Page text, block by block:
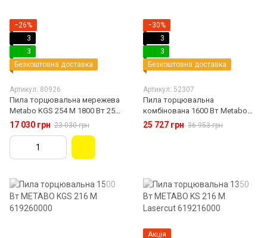
−26%
3
3
Безкоштовна доставка
Артикул: 80926
Пила торцювальна мережева
Metabo KGS 254 M 1800 Вт 254
мм (613254000)
17 030 грн 23 030 грн
−30%
3
3
Безкоштовна доставка
Артикул: 52307
Пила торцювальна
комбінована 1600 Вт Metabo
KGT 305 M 619004000
25 727 грн 36 953 грн
Акція